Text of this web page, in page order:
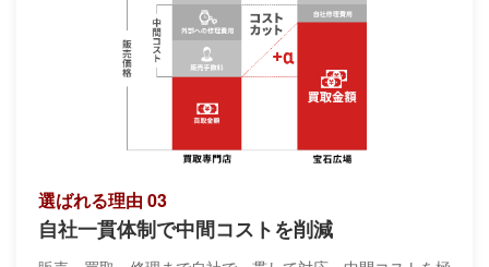
選ばれる理由 03
自社一貫体制で中間コストを削減